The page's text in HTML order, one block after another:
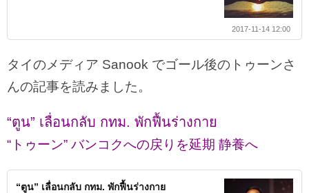
2017-11-14 12:00
タイのメディア Sanook でゴール後のトゥーンさ
んの記事を読みました。
“ตูน” เลื่อนกลับ กทม. พักฟื้นร่างกาย
“トゥーン” バンコクへの戻りを延期 静養へ
“ตูน” เลื่อนกลับ กทม. พักฟื้นร่างกาย